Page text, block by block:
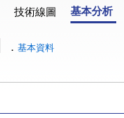
技術線圖 基本分析
． 基本資料